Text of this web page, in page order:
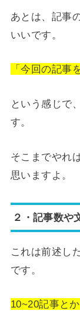
あとは、記事
いいです。
「今回の記事
という感じで
す。
そこまでやれ
思いますよ。
２・記事数や
これは前述し
です。
10~20記事と